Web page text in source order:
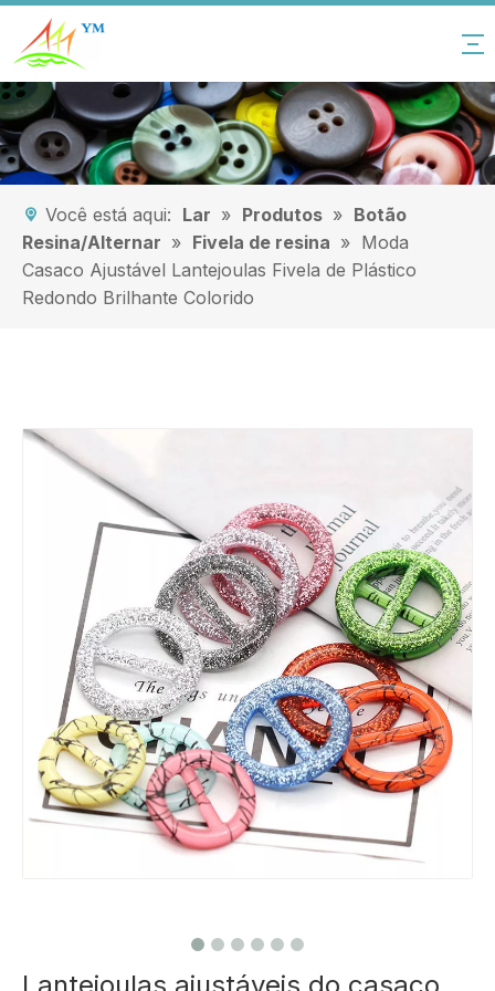
Você está aqui: Lar » Produtos » Botão
Resina/Alternar » Fivela de resina » Moda
Casaco Ajustável Lantejoulas Fivela de Plástico
Redondo Brilhante Colorido